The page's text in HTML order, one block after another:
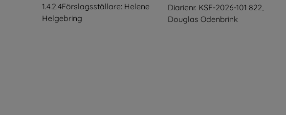
1.4.2.4Förslagsställare: Helene
Helgebring
Diarienr. KSF-2026-101 822,
Douglas Odenbrink